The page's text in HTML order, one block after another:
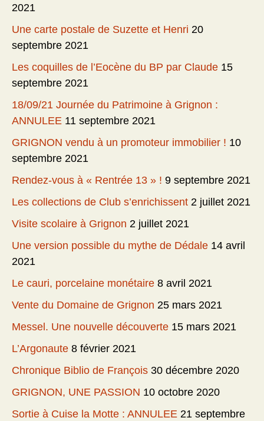
2021
Une carte postale de Suzette et Henri 20
septembre 2021
Les coquilles de l’Eocène du BP par Claude 15
septembre 2021
18/09/21 Journée du Patrimoine à Grignon :
ANNULEE 11 septembre 2021
GRIGNON vendu à un promoteur immobilier ! 10
septembre 2021
Rendez-vous à « Rentrée 13 » ! 9 septembre 2021
Les collections de Club s’enrichissent 2 juillet 2021
Visite scolaire à Grignon 2 juillet 2021
Une version possible du mythe de Dédale 14 avril
2021
Le cauri, porcelaine monétaire 8 avril 2021
Vente du Domaine de Grignon 25 mars 2021
Messel. Une nouvelle découverte 15 mars 2021
L’Argonaute 8 février 2021
Chronique Biblio de François 30 décembre 2020
GRIGNON, UNE PASSION 10 octobre 2020
Sortie à Cuise la Motte : ANNULEE 21 septembre